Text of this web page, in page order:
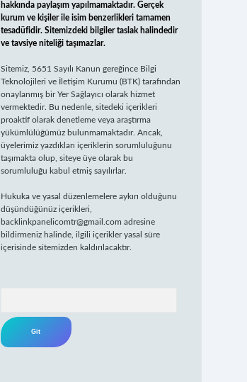
hakkında paylaşım yapılmamaktadır. Gerçek
kurum ve kişiler ile isim benzerlikleri tamamen
tesadüfidir. Sitemizdeki bilgiler taslak halindedir
ve tavsiye niteliği taşımazlar.
Sitemiz, 5651 Sayılı Kanun gereğince Bilgi
Teknolojileri ve İletişim Kurumu (BTK) tarafından
onaylanmış bir Yer Sağlayıcı olarak hizmet
vermektedir. Bu nedenle, sitedeki içerikleri
proaktif olarak denetleme veya araştırma
yükümlülüğümüz bulunmamaktadır. Ancak,
üyelerimiz yazdıkları içeriklerin sorumluluğunu
taşımakta olup, siteye üye olarak bu
sorumluluğu kabul etmiş sayılırlar.
Hukuka ve yasal düzenlemelere aykırı olduğunu
düşündüğünüz içerikleri,
backlinkpanelicomtr@gmail.com adresine
bildirmeniz halinde, ilgili içerikler yasal süre
içerisinde sitemizden kaldırılacaktır.